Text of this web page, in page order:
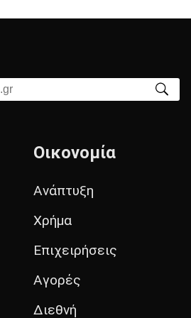
Οικονομία
Ανάπτυξη
Χρήμα
Επιχειρήσεις
Αγορές
Διεθνή